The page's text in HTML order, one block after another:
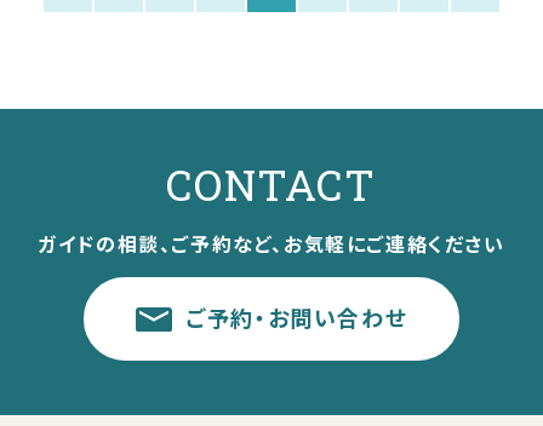
CONTACT
ガイドの相談、ご予約など、お気軽にご連絡ください
ご予約・お問い合わせ